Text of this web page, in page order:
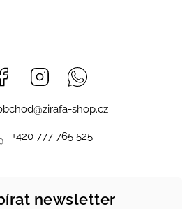
Facebook Instagram
@zirafa-shop.cz
+420 777 765 525
newsletter